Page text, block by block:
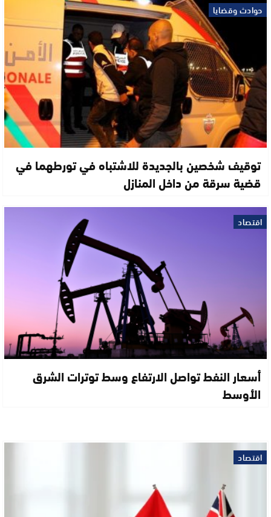
حوادث وقضايا
توقيف شخصين بالجديدة للاشتباه في تورطهما في
قضية سرقة من داخل المنازل
اقتصاد
أسعار النفط تواصل الارتفاع وسط توترات الشرق
الأوسط
اقتصاد